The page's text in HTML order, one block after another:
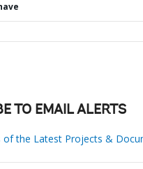
TO EMAIL ALERTS
of the Latest Projects &